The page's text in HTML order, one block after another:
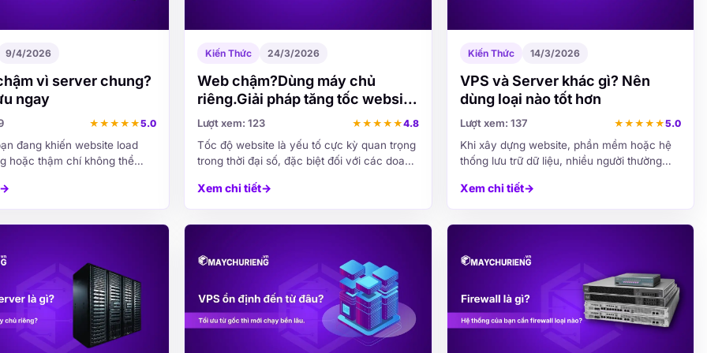
9/4/2026
vì server chung?
ngay
★ ★ ★ ★ ★5.0
đang khiến website load
hoặc thậm chí không thể
thậm chí nâng cấp giao
độ...
Kiến Thức 24/3/2026
Web chậm?Dùng máy chủ
riêng.Giải pháp tăng tốc website
hiệu quả
Lượt xem: 123 ★ ★ ★ ★ ★4.8
Tốc độ website là yếu tố cực kỳ quan trọng
trong thời đại số, đặc biệt đối với các doanh
hành hệ thống trên internet. Một trang web
tải chậm...
Xem chi tiết→
Kiến Thức 14/3/2026
VPS và Server khác gì? Nên
dùng loại nào tốt hơn
Lượt xem: 137 ★ ★ ★ ★ ★5.0
Khi xây dựng website, phần mềm hoặc hệ
thống lưu trữ dữ liệu, nhiều người thường
Server riêng. Đây là hai loại máy chủ phổ
biến nhất hiện nay,...
Xem chi tiết→